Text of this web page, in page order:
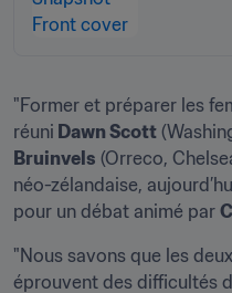
"Former et préparer les
réuni Dawn Scott
Bruinvels (Orreco,
néo-zélandaise,
pour un débat animé par
"Nous savons que les
éprouvent des difficultés